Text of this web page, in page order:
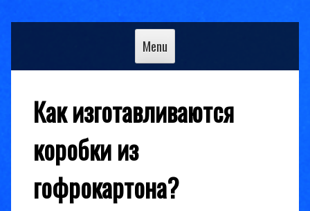
Skip
Menu
Как изготавливаются
коробки из
гофрокартона?